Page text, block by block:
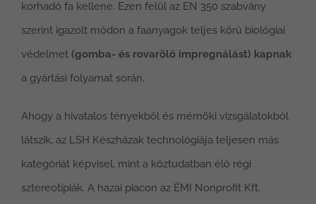
korhadó fa kellene. Ezen felül az EN 350 szabvány
szerint igazolt módon a faanyagok teljes körű biológiai
védelmet (gomba- és rovarölő impregnálást) kapnak
a gyártási folyamat során.
Ahogy a hivatalos tényekből és mérnöki vizsgálatokból
látszik, az LSH Készházak technológiája teljesen más
kategóriát képvisel, mint a köztudatban élő régi
sztereotípiák. A hazai piacon az ÉMI Nonprofit Kft.